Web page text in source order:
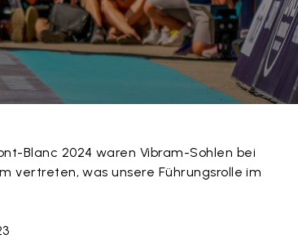
Blanc 2024 waren Vibram-Sohlen bei
vertreten, was unsere Führungsrolle im